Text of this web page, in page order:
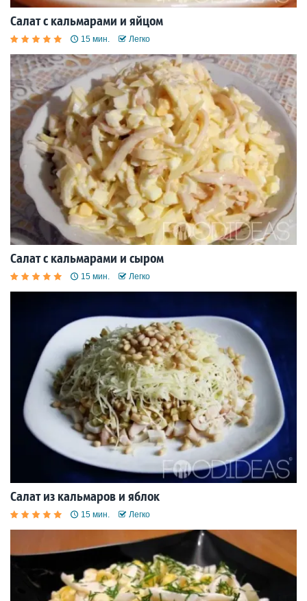
Салат с кальмарами и яйцом
15 мин. Легко
Салат с кальмарами и сыром
15 мин. Легко
Салат из кальмаров и яблок
15 мин. Легко